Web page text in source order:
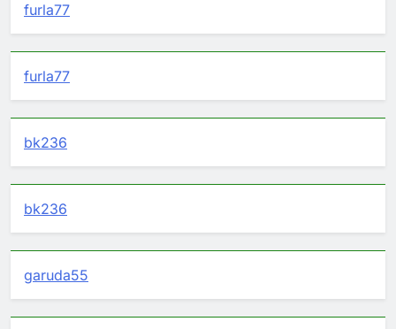
furla77
furla77
bk236
bk236
garuda55